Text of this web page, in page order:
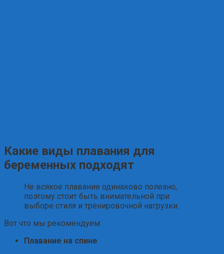
Какие виды плавания для
беременных подходят
Не всякое плавание одинаково полезно,
поэтому стоит быть внимательной при
выборе стиля и тренировочной нагрузки.
Вот что мы рекомендуем:
Плавание на спине